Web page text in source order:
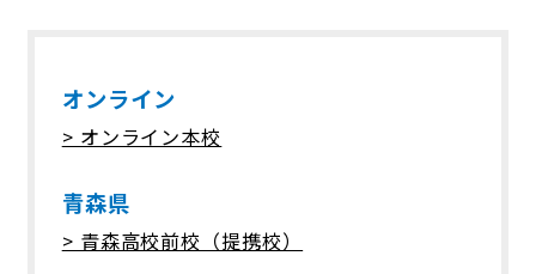
当社は、取り扱う個人情報の漏洩、滅失
またはき損の防止その他の個人情報の安
じます。
4. 個人情報の委託について
オンライン
> オンライン本校
青森県
> 青森高校前校（提携校）